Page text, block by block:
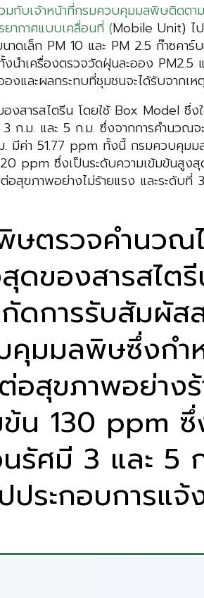
เจ้าหน้าที่กรมควบคุมมลพิษติดตาม
ากาศแบบเคลื่อนที่ (Mobile Unit) ไ
เล็ก PM 10 และ PM 2.5 ก๊าซคา
งนำเครื่องตรวจวัดฝุ่นละออง
และผลกระทบที่ชุมชนจะได้รับจากเ
สารสไตรีน โดยใช้ Box Model ซึ่ง
.ม. และ 5 ก.ม. ซึ่งจากการคำนวณ
ค่า 51.77 ppm ทั้งนี้ กรมควบคุมม
ppm ซึ่งเป็นระดับความเข้มข้นสูง
สุขภาพอย่างไม่ร้ายแรง และระดับ
ตรวจคำนวณ
ดของสารสไต
การรับสัมผัสส
คุมมลพิษซึ่งก
อสุขภาพอย่าง
น 130 ppm
ศมี 3 และ 5
ระกอบการแจ้